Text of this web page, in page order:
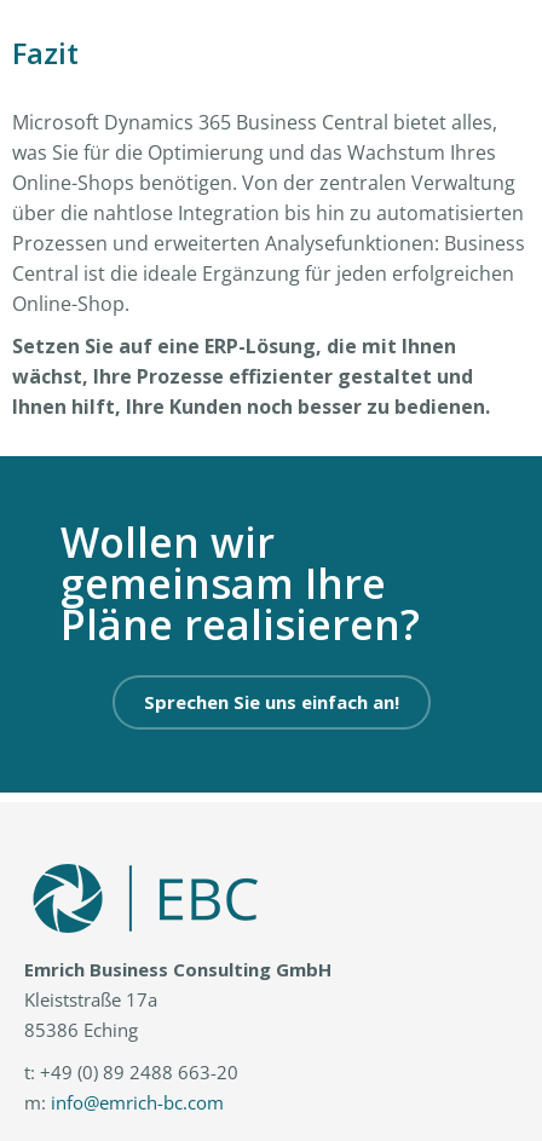
Fazit
Microsoft Dynamics 365 Business Central bietet alles,
was Sie für die Optimierung und das Wachstum Ihres
Online-Shops benötigen. Von der zentralen Verwaltung
über die nahtlose Integration bis hin zu automatisierten
Prozessen und erweiterten Analysefunktionen: Business
Central ist die ideale Ergänzung für jeden erfolgreichen
Online-Shop.
Setzen Sie auf eine ERP-Lösung, die mit Ihnen
wächst, Ihre Prozesse effizienter gestaltet und
Ihnen hilft, Ihre Kunden noch besser zu bedienen.
Wollen wir
gemeinsam Ihre
Pläne realisieren?
Sprechen Sie uns einfach an!
Emrich Business Consulting GmbH
Kleiststraße 17a
85386 Eching
t: +49 (0) 89 2488 663-20
m: info@emrich-bc.com